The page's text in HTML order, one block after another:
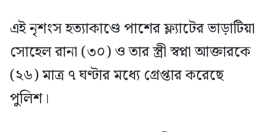
এই নৃশংস হত্যাকাণ্ডে পাশের ফ্ল্যাটের ভাড়াটিয়া
সোহেল রানা (৩০) ও তার স্ত্রী স্বপ্না আক্তারকে
(২৬) মাত্র ৭ ঘণ্টার মধ্যে গ্রেপ্তার করেছে
পুলিশ।